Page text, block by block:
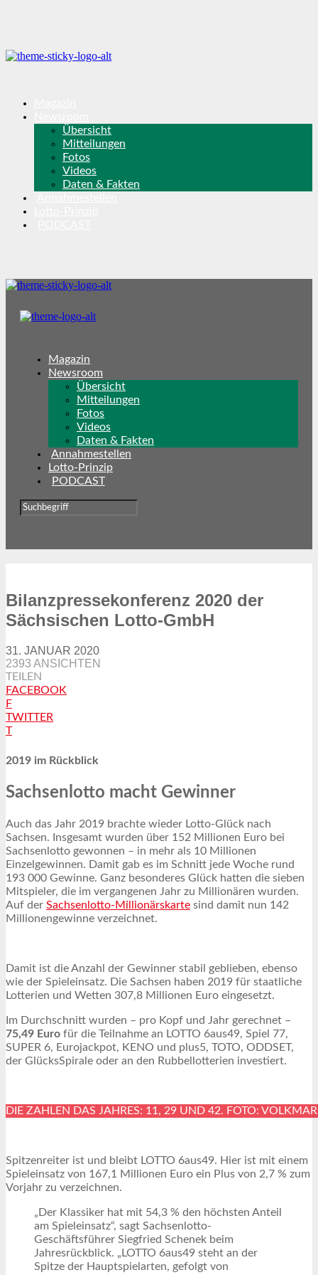
Übersicht
Mitteilungen
Fotos
Videos
Daten & Fakten
Magazin
Newsroom
Übersicht
Mitteilungen
Fotos
Videos
Daten & Fakten
Annahmestellen
Lotto-Prinzip
PODCAST
Bilanzpressekonferenz 2020 der
Sächsischen Lotto-GmbH
31. JANUAR 2020
2393 ANSICHTEN
TEILEN
FACEBOOK
F
TWITTER
T
2019 im Rückblick
Sachsenlotto macht Gewinner
Auch das Jahr 2019 brachte wieder Lotto-Glück nach
Sachsen. Insgesamt wurden über 152 Millionen Euro bei
Sachsenlotto gewonnen – in mehr als 10 Millionen
Einzelgewinnen. Damit gab es im Schnitt jede Woche rund
193 000 Gewinne. Ganz besonderes Glück hatten die sieben
Mitspieler, die im vergangenen Jahr zu Millionären wurden.
Auf der Sachsenlotto-Millionärskarte sind damit nun 142
Millionengewinne verzeichnet.
Damit ist die Anzahl der Gewinner stabil geblieben, ebenso
wie der Spieleinsatz. Die Sachsen haben 2019 für staatliche
Lotterien und Wetten 307,8 Millionen Euro eingesetzt.
Im Durchschnitt wurden – pro Kopf und Jahr gerechnet –
75,49 Euro für die Teilnahme an LOTTO 6aus49, Spiel 77,
SUPER 6, Eurojackpot, KENO und plus5, TOTO, ODDSET,
der GlücksSpirale oder an den Rubbellotterien investiert.
DIE ZAHLEN DAS JAHRES: 11, 29 UND 42. FOTO:
Spitzenreiter ist und bleibt LOTTO 6aus49. Hier ist mit einem
Spieleinsatz von 167,1 Millionen Euro ein Plus von 2,7 % zum
Vorjahr zu verzeichnen.
„Der Klassiker hat mit 54,3 % den höchsten Anteil
am Spieleinsatz“, sagt Sachsenlotto-
Geschäftsführer Siegfried Schenek beim
Jahresrückblick. „LOTTO 6aus49 steht an der
Spitze der Hauptspielarten, gefolgt von